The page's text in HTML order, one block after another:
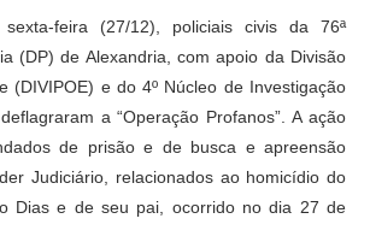
feira (27/12), policiais civis da 76ª
(DP) de Alexandria, com apoio da Divisão
(DIVIPOE) e do 4º Núcleo de Investigação
a “Operação Profanos”. A ação
de prisão e de busca e apreensão
Judiciário, relacionados ao homicídio do
Dias e de seu pai, ocorrido no dia 27 de